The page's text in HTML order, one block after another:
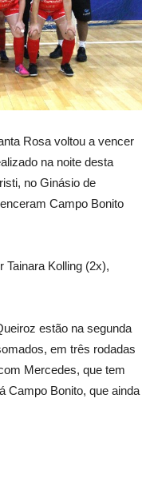
Rosa voltou a vencer
na noite desta
no Ginásio de
Campo Bonito
Tainara Kolling (2x),
estão na segunda
em três rodadas
Mercedes, que tem
Campo Bonito, que ainda